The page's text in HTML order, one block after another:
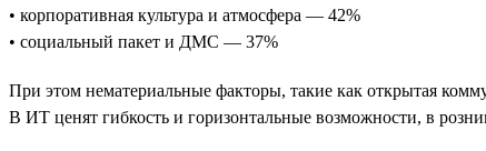
• корпоративная культура и атмосфера — 42%
• социальный пакет и ДМС — 37%
При этом нематериальные факторы, такие как открытая
В ИТ ценят гибкость и горизонтальные возможности, в